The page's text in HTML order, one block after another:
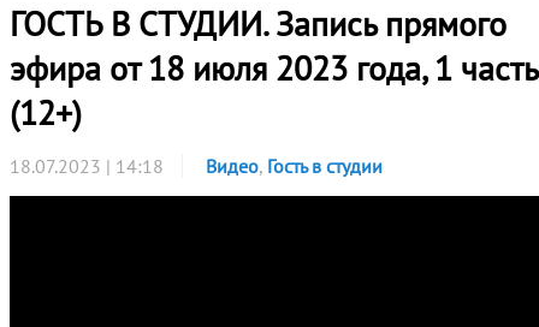
ГОСТЬ В СТУДИИ. Запись прямого
эфира от 18 июля 2023 года, 1 часть
(12+)
18.07.2023 | 14:18 Видео, Гость в студии